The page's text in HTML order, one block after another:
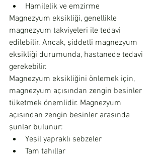
Hamilelik ve emzirme
Magnezyum eksikliği, genellikle
magnezyum takviyeleri ile tedavi
edilebilir. Ancak, şiddetli magnezyum
eksikliği durumunda, hastanede tedavi
gerekebilir.
Magnezyum eksikliğini önlemek için,
magnezyum açısından zengin besinler
tüketmek önemlidir. Magnezyum
açısından zengin besinler arasında
şunlar bulunur:
Yeşil yapraklı sebzeler
Tam tahıllar